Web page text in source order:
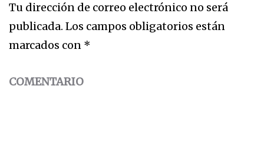
Tu dirección de correo electrónico no será
publicada. Los campos obligatorios están
marcados con *
COMENTARIO